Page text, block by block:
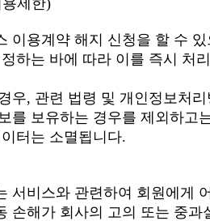
이용계약 해지 신청을 할 수
하는 바에 따라 이를 즉시 처
우, 관련 법령 및 개인정보처리
를 보유하는 경우를 제외하고
터는 소멸됩니다.
서비스와 관련하여 회원에게
손해가 회사의 고의 또는 중과